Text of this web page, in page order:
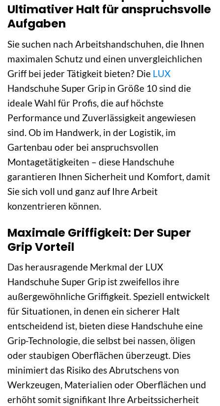
Ultimativer Halt für anspruchsvolle
Aufgaben
Sie suchen nach Arbeitshandschuhen, die Ihnen
maximalen Schutz und einen unvergleichlichen
Griff bei jeder Tätigkeit bieten? Die LUX
Handschuhe Super Grip in Größe 10 sind die
ideale Wahl für Profis, die auf höchste
Performance und Zuverlässigkeit angewiesen
sind. Ob im Handwerk, in der Logistik, im
Gartenbau oder bei anspruchsvollen
Montagetätigkeiten – diese Handschuhe
garantieren Ihnen Sicherheit und Komfort, damit
Sie sich voll und ganz auf Ihre Arbeit
konzentrieren können.
Maximale Griffigkeit: Der Super
Grip Vorteil
Das herausragende Merkmal der LUX
Handschuhe Super Grip ist zweifellos ihre
außergewöhnliche Griffigkeit. Speziell entwickelt
für Situationen, in denen ein sicherer Halt
entscheidend ist, bieten diese Handschuhe eine
Grip-Technologie, die selbst bei nassen, öligen
oder staubigen Oberflächen überzeugt. Dies
minimiert das Risiko des Abrutschens von
Werkzeugen, Materialien oder Oberflächen und
erhöht somit signifikant Ihre Arbeitssicherheit